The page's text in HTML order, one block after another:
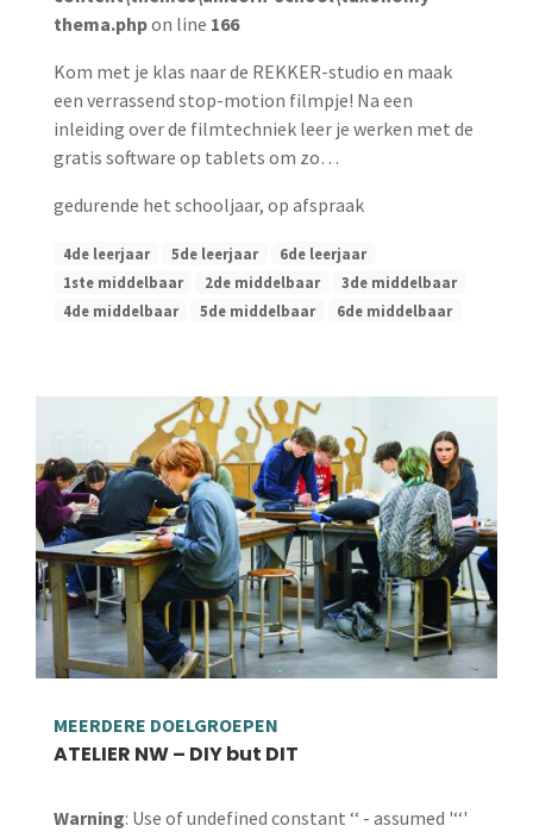
thema.phpon line 166
Kom met je klas naar de REKKER-studio en maak
een verrassend stop-motion filmpje! Na een
inleiding over de filmtechniek leer je werken met de
gratis software op tablets om zo…
gedurende het schooljaar, op afspraak
4de leerjaar 5de leerjaar
6de leerjaar
1ste middelbaar
2de middelbaar
3de middelbaar
4de middelbaar
5de middelbaar 6de middelbaar
MEERDERE DOELGROEPEN
ATELIER NW – DIY but DIT
Warning: Use of undefined constant ‘‘ - assumed '‘‘'